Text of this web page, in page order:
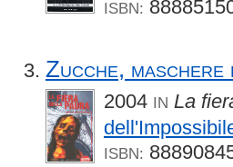
ISBN:
Zucche,
2004 IN La
ISBN: